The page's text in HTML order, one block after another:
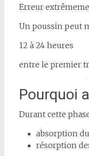
Erreur
Un poussin peut
12 à 24 heures
entre le premier
Pourquoi
Durant cette
absorption
résorption